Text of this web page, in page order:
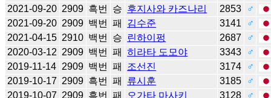
2021-09-20 2909 흑번 승 후지사와 카즈나리 2853
♂
2021-09-20 2909 백번 패 김수준 3141
♂
2021-04-15 2910 백번 승 린하이펑 2687
♂
2020-03-12 2909 백번 패 히라타 도모야 3343
♂
2019-11-14 2909 백번 패 조선진 3174
♂
2019-10-17 2909 흑번 패 류시훈 3185
♂
2019-10-07 2909 흑번 패 오가타 마사키 3128
♂